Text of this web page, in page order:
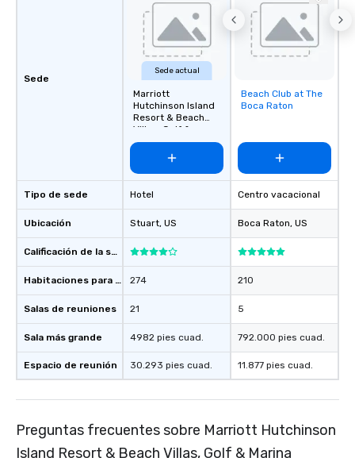
Sede
Tipo de sede
Ubicación
Calificación de la sede
Habitaciones para huéspedes
Salas de reuniones
Sala más grande
Espacio de reunión
Sede actual
Marriott
Hutchinson Island
Resort & Beach
Villas, Golf &
Marina
Hotel
Stuart, US
274
21
4982 pies cuad.
30.293 pies cuad.
Removed from
favorites
Beach Club at The
Boca Raton
Centro vacacional
Boca Raton, US
210
5
792.000 pies cuad.
11.877 pies cuad.
Preguntas frecuentes sobre Marriott Hutchinson
Island Resort & Beach Villas, Golf & Marina